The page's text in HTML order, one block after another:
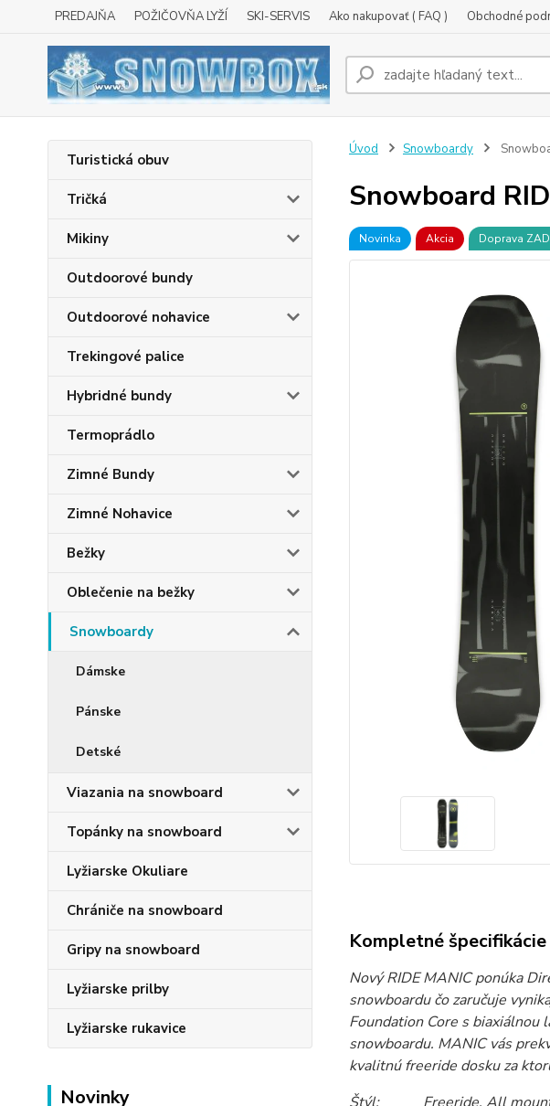
PREDAJŇA POŽIČOVŇA LYŽÍ SKI-SERVIS Ako nakupovať ( FAQ ) Obchodné
Turistická obuv
Tričká
Mikiny
Outdoorové bundy
Outdoorové nohavice
Trekingové palice
Hybridné bundy
Termoprádlo
Zimné Bundy
Zimné Nohavice
Bežky
Oblečenie na bežky
Snowboardy
Dámske
Pánske
Detské
Viazania na snowboard
Topánky na snowboard
Lyžiarske Okuliare
Chrániče na snowboard
Gripy na snowboard
Lyžiarske prilby
Lyžiarske rukavice
Novinky
Úvod Snowboardy
Snowboard
Novinka Akcia Doprava
Kompletné špecifikácie
Nový RIDE MANIC ponúka
snowboardu čo zaručuje
Foundation Core s biaxiálnou
snowboardu. MANICvás
kvalitnú freeride dosku za